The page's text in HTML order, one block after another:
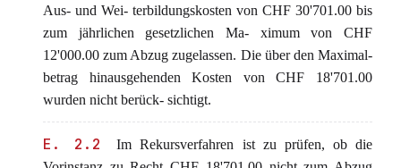
Aus- und Wei- terbildungskosten von CHF 30'701.00 bis
zum jährlichen gesetzlichen Ma- ximum von CHF
12'000.00 zum Abzug zugelassen. Die über den Maximal-
betrag hinausgehenden Kosten von CHF 18'701.00
wurden nicht berück- sichtigt.
E. 2.2
Im Rekursverfahren ist zu prüfen, ob die